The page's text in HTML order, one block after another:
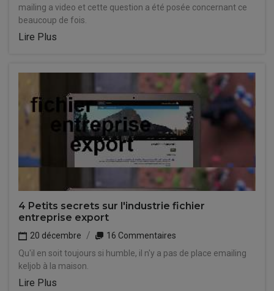
mailing a video et cette question a été posée concernant ce
beaucoup de fois.
Lire Plus
4 Petits secrets sur l'industrie fichier
entreprise export
20 décembre
16 Commentaires
Qu'il en soit toujours si humble, il n'y a pas de place emailing
keljob à la maison.
Lire Plus